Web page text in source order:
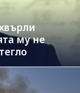
му не